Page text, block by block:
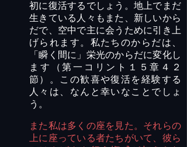
初に復活するでしょう。地上でまだ
生きている人々もまた、新しいから
だで、空中で主に会うために引き上
げられます。私たちのからだは、
「瞬く間に」栄光のからだに変化し
ます（第一コリント１５章４２
節）。この歓喜や復活を経験する
人々は、なんと幸いなことでしょ
う。
また私は多くの座を見た。それらの
上に座っている者たちがいて、彼ら